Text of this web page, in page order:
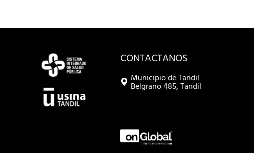
CONTACTANOS
Municipio de Tandil
Belgrano 485, Tandil